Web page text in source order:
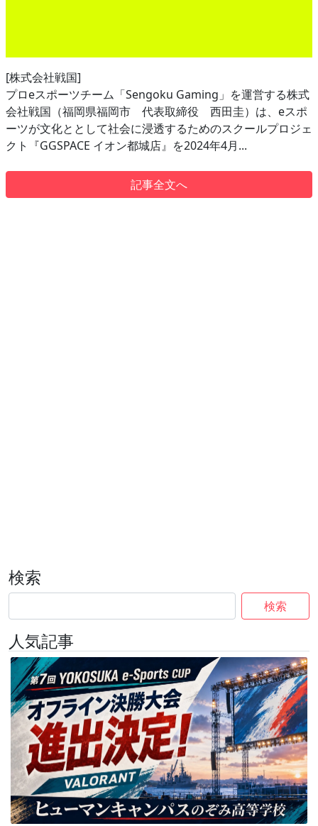
[株式会社戦国]
プロeスポーツチーム「Sengoku Gaming」を運営する株式
会社戦国（福岡県福岡市 代表取締役 西田圭）は、eスポ
ーツが文化ととして社会に浸透するためのスクールプロジェ
クト『GGSPACE イオン都城店』を2024年4月...
記事全文へ
検索
検索
人気記事